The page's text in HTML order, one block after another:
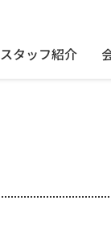
スタッフ紹介